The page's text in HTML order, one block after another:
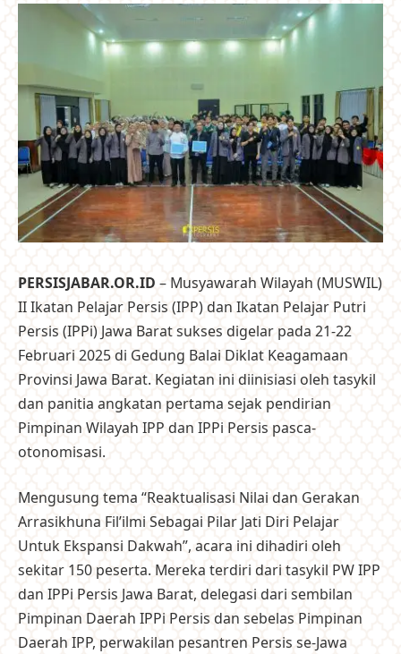
PERSISJABAR.OR.ID – Musyawarah Wilayah (MUSWIL)
II Ikatan Pelajar Persis (IPP) dan Ikatan Pelajar Putri
Persis (IPPi) Jawa Barat sukses digelar pada 21-22
Februari 2025 di Gedung Balai Diklat Keagamaan
Provinsi Jawa Barat. Kegiatan ini diinisiasi oleh tasykil
dan panitia angkatan pertama sejak pendirian
Pimpinan Wilayah IPP dan IPPi Persis pasca-
otonomisasi.
Mengusung tema “Reaktualisasi Nilai dan Gerakan
Arrasikhuna Fil’ilmi Sebagai Pilar Jati Diri Pelajar
Untuk Ekspansi Dakwah”, acara ini dihadiri oleh
sekitar 150 peserta. Mereka terdiri dari tasykil PW IPP
dan IPPi Persis Jawa Barat, delegasi dari sembilan
Pimpinan Daerah IPPi Persis dan sebelas Pimpinan
Daerah IPP, perwakilan pesantren Persis se-Jawa